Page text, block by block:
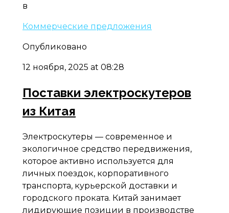
в
Коммерческие предложения
Опубликовано
12 ноября, 2025 at 08:28
Поставки электроскутеров
из Китая
Электроскутеры — современное и
экологичное средство передвижения,
которое активно используется для
личных поездок, корпоративного
транспорта, курьерской доставки и
городского проката. Китай занимает
лидирующие позиции в производстве